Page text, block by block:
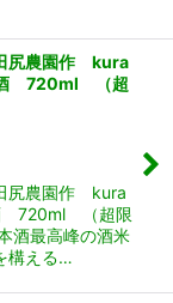
尻農園作 kura
720ml （超
農園作 kura
720ml （超限
酒最高峰の酒米
構える…